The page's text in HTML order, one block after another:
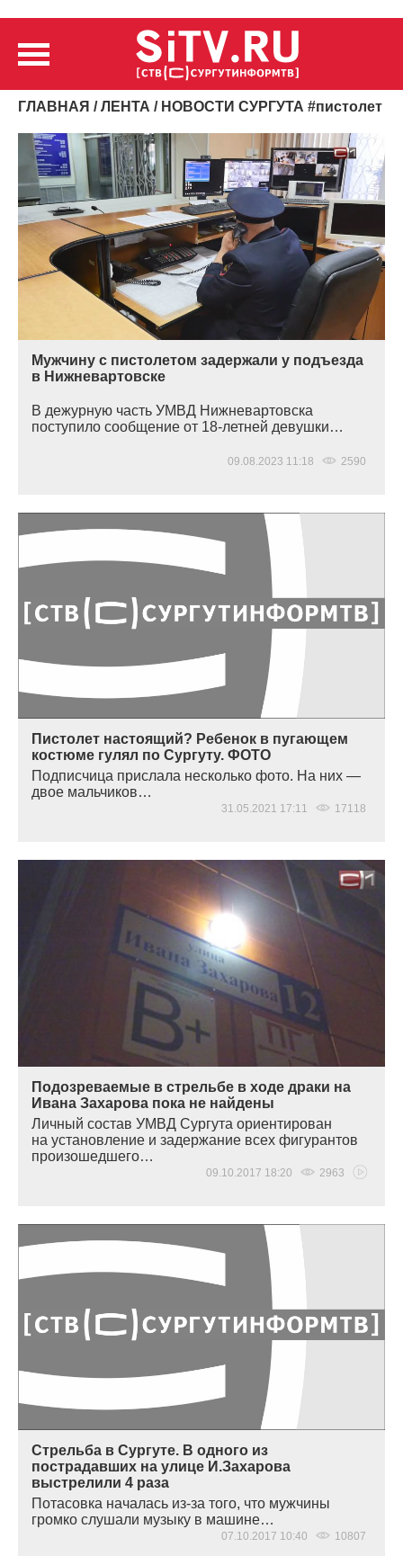
ГЛАВНАЯ /ЛЕНТА / НОВОСТИ СУРГУТА #пистолет
Мужчину с пистолетом задержали у подъезда
в Нижневартовске
В дежурную часть УМВД Нижневартовска
поступило сообщение от 18-летней девушки…
09.08.2023 11:18 2590
Пистолет настоящий? Ребенок в пугающем
костюме гулял по Сургуту. ФОТО
Подписчица прислала несколько фото. На них —
двое мальчиков…
31.05.2021 17:11 17118
Подозреваемые в стрельбе в ходе драки на
Ивана Захарова пока не найдены
Личный состав УМВД Сургута ориентирован
на установление и задержание всех фигурантов
произошедшего…
09.10.2017 18:20 2963
Стрельба в Сургуте. В одного из
пострадавших на улице И.Захарова
выстрелили 4 раза
Потасовка началась из-за того, что мужчины
громко слушали музыку в машине…
07.10.2017 10:40 10807